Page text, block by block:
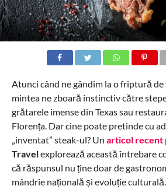
Atunci când ne gândim la o friptură
mintea ne zboară instinctiv către
grătarele imense din Texas sau
Florența. Dar cine poate pretinde cu
„inventat” steak-ul? Un articol recent
Travelexplorează această întrebare
că răspunsul nu ține doar de
mândrie națională și evoluție culturală.